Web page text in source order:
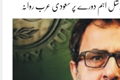
اہم دورے پر سعودی عرب روانہ